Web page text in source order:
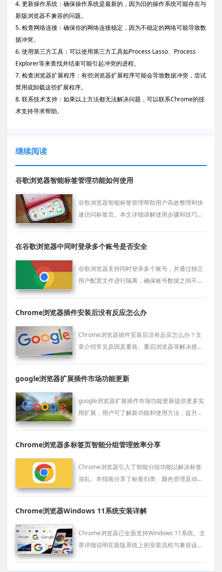
4. 更新操作系统：确保操作系统是最新的，因为旧的操作系统可能存在与
新版浏览器不兼容的问题。
5. 检查网络连接：确保你的网络连接稳定，因为不稳定的网络可能导致数
据冲突。
6. 使用第三方工具：可以使用第三方工具如Process Lasso、Process
Explorer等来查找并结束可能引起冲突的进程。
7. 检查浏览器扩展程序：有些浏览器扩展程序可能会导致数据冲突，尝试
禁用或卸载这些扩展程序。
8. 联系技术支持：如果以上方法都无法解决问题，可以联系Chrome的技
术支持寻求帮助。
继续阅读
谷歌浏览器智能标签管理功能如何使用
谷歌浏览器智能标签管理帮助用户高效整理和快
速访问标签页。本文详细讲解使用步骤和技巧，
在谷歌浏览器中同时登录多个账号是否安全
谷歌浏览器支持同时登录多个账号，并通过独立
用户配置文件进行隔离，确保账号数据之间不互
Chrome浏览器插件安装后没有反应怎么办
Chrome浏览器插件安装后没有反应怎么办？文
章介绍常见原因及重装、重启浏览器等解决措
google浏览器扩展插件市场功能更新
google浏览器扩展插件市场功能更新提供更多实
用扩展，用户可了解新功能和使用方法，提升浏
Chrome浏览器多标签页智能分组管理效率分享
Chrome浏览器引入了智能分组功能以解决标签
混乱。本指南分享了标签归类、颜色管理及动态
Chrome浏览器Windows 11系统安装详解
Chrome浏览器已全面支持Windows 11系统。文
章详细说明在新版系统上的安装流程与兼容设